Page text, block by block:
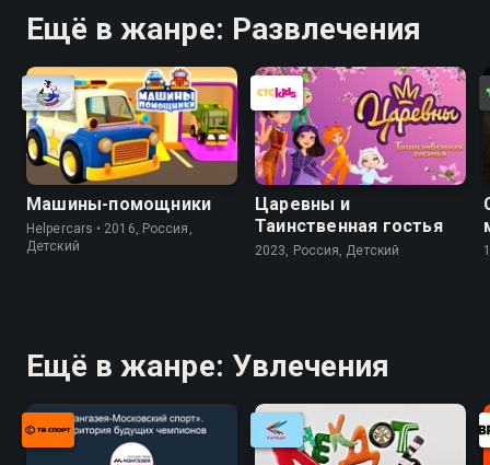
Ещё в жанре: Развлечения
Машины-помощники
Helpercars • 2016, Россия,
Детский
Царевны и
Таинственная гостья
2023, Россия, Детский
Ещё в жанре: Увлечения